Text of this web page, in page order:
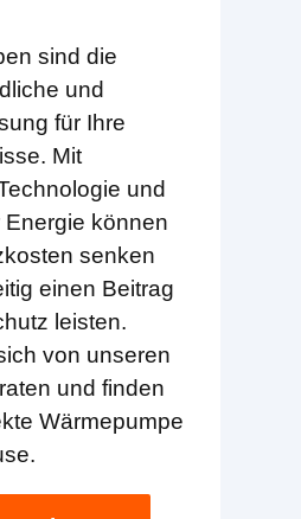
sind die
und
für Ihre
Mit
und
können
senken
einen Beitrag
leisten.
von unseren
und finden
Wärmepumpe